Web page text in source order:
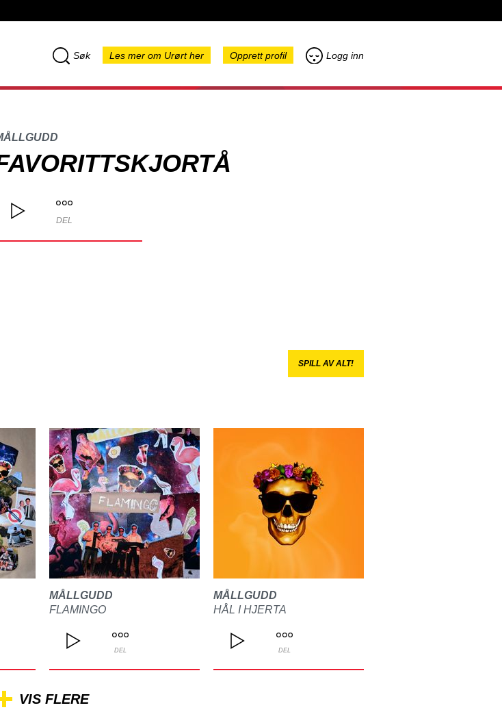
Søk Les mer om Urørt her Opprett profil Logg inn
DEL
SPILL AV ALT!
MÅLLGUDD
FLAMINGO
DEL
MÅLLGUDD
HÅL I HJERTA
DEL
VIS FLERE